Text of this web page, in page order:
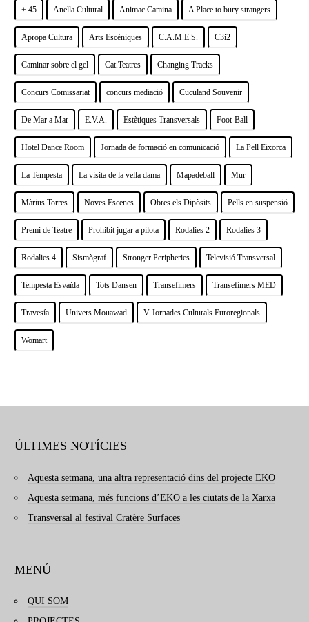
+ 45 Anella Cultural Animac Camina A Place to bury strangers
Apropa Cultura Arts Escèniques C.A.M.E.S. C3i2
Caminar sobre el gel Cat.Teatres Changing Tracks
Concurs Comissariat concurs mediació Cuculand Souvenir
De Mar a Mar E.V.A. Estètiques Transversals Foot-Ball
Hotel Dance Room Jornada de formació en comunicació La Pell Eixorca
La Tempesta La visita de la vella dama Mapadeball Mur
Màrius Torres Noves Escenes Obres els Dipòsits Pells en suspensió
Premi de Teatre Prohibit jugar a pilota Rodalies 2 Rodalies 3
Rodalies 4 Sismògraf Stronger Peripheries Televisió Transversal
Tempesta Esvaïda Tots Dansen Transefímers Transefímers MED
Travesía Univers Mouawad V Jornades Culturals Euroregionals
Womart
ÚLTIMES NOTÍCIES
Aquesta setmana, una altra representació dins del projecte EKO
Aquesta setmana, més funcions d’EKO a les ciutats de la Xarxa
Transversal al festival Cratère Surfaces
MENÚ
QUI SOM